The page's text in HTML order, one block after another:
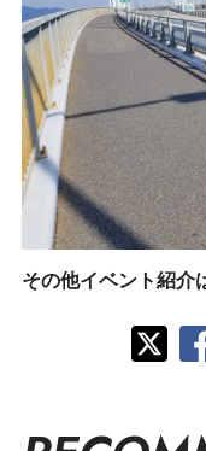
その他イベント紹介